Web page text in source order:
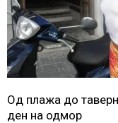
Од плажа до
ден на одмор